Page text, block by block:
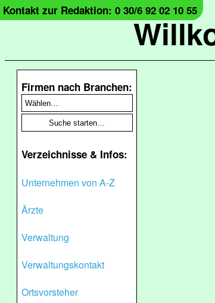
Kontakt zur Redaktion: 0 30/6 92 02 10 55
Firmen nach Branchen:
Verzeichnisse & Infos:
Unternehmen von A-Z
Ärzte
Verwaltung
Verwaltungskontakt
Ortsvorsteher